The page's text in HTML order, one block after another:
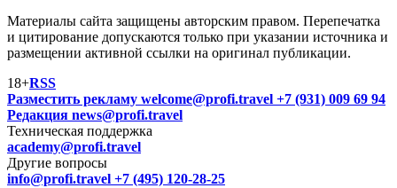
Материалы сайта защищены авторским правом. Перепечатка
и цитирование допускаются только при указании источника и
размещении активной ссылки на оригинал публикации.
18+RSS
Разместить рекламу welcome@profi.travel +7 (931) 009 69 94
Редакция news@profi.travel
Техническая поддержка
academy@profi.travel
Другие вопросы
info@profi.travel +7 (495) 120-28-25